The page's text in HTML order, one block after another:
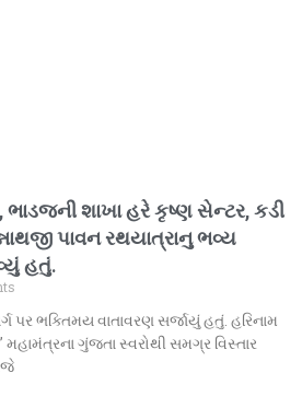
શાખા હરે કૃષ્ણ સેન્ટર, કડી
પાવન રથયાત્રાનુ ભવ્ય
હતું.
પર ભક્તિમય વાતાવરણ સર્જાયું હતું. હરિનામ
ગુંજતા સ્વરોથી સમગ્ર વિસ્તાર